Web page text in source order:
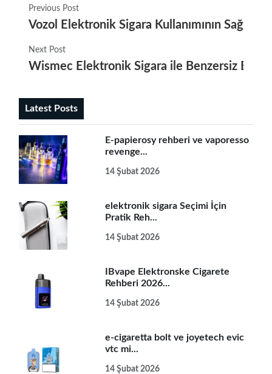
Previous Post
Vozol Elektronik Sigara Kullanımının
Next Post
Wismec Elektronik Sigara ile Benzersiz
Latest Posts
E-papierosy rehberi ve vaporesso
revenge...
14 Şubat 2026
elektronik sigara Seçimi İçin
Pratik Reh...
14 Şubat 2026
IBvape Elektronske Cigarete
Rehberi 2026...
14 Şubat 2026
e-cigaretta bolt ve joyetech evic
vtc mi...
14 Şubat 2026